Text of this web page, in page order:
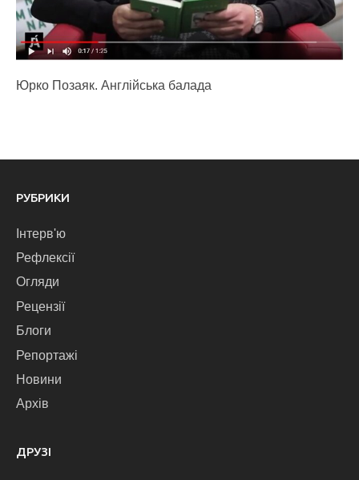
Юрко Позаяк. Англійська балада
РУБРИКИ
Інтерв'ю
Рефлексії
Огляди
Рецензії
Блоги
Репортажі
Новини
Архів
ДРУЗІ